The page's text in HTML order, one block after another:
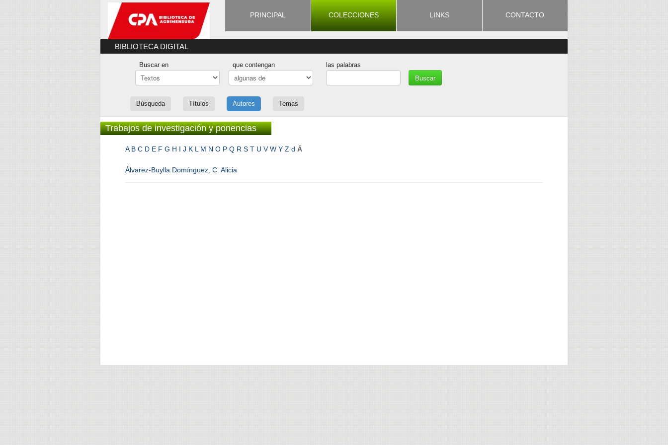
PRINCIPAL COLECCIONES LINKS CONTACTO
BIBLIOTECA DIGITAL
Buscar en que contengan las palabras
Búsqueda Títulos Autores Temas
Trabajos de investigación y ponencias
A B C D E F G H I J K L M N O P Q R S T U V W Y Z d Á
Álvarez-Buylla Domínguez, C. Alicia